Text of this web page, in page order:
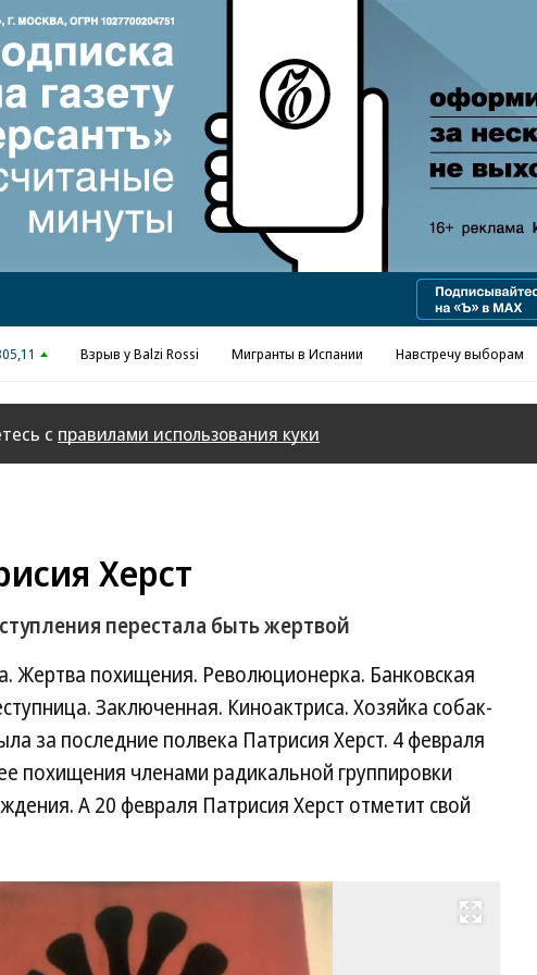
Реклама в «Ъ» www.kommersant.ru/ad
Взрыв у Balzi Rossi Мигранты в Испании Навстречу выборам
с правилами использования куки
Херст
перестала быть жертвой
Жертва похищения. Революционерка. Банковская
Заключенная. Киноактриса. Хозяйка собак-
за последние полвека Патрисия Херст. 4 февраля
похищения членами радикальной группировки
А 20 февраля Патрисия Херст отметит свой
Развернуть на весь экран